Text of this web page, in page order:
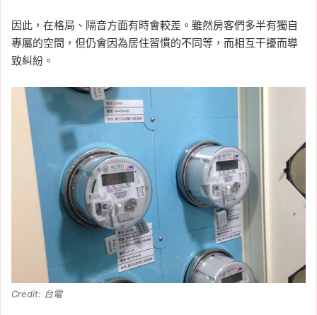
因此，在格局、隔音方面有時會較差。雖然房客們多半有獨自
專屬的空間，但仍會因為居住習慣的不同等，而相互干擾而導
致糾紛。
Credit: 台電